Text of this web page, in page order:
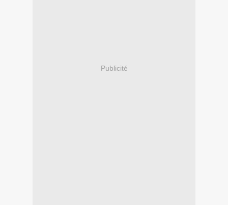
Publicité